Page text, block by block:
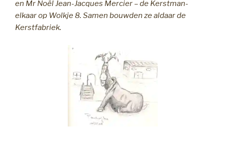
en Mr Noël Jean-Jacques Mercier – de Kerstman-
elkaar op Wolkje 8. Samen bouwden ze aldaar de
Kerstfabriek.